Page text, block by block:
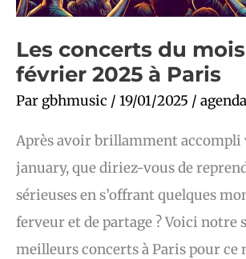
Les concerts du
février 2025 à Paris
Par gbhmusic / 19/01/2025 / agenda
Après avoir brillamment accompli
january, que diriez-vous de
sérieuses en s’offrant quelques
ferveur et de partage ? Voici notre
meilleurs concerts à Paris pour ce